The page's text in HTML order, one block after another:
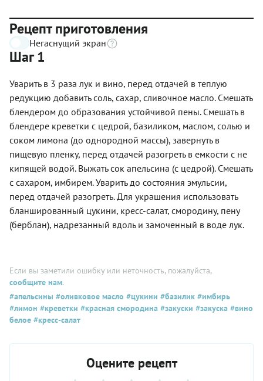
Рецепт приготовления
Негаснущий экран
Шаг 1
Уварить в 3 раза лук и вино, перед отдачей в теплую
редукцию добавить соль, сахар, сливочное масло. Смешать
блендером до образования устойчивой пены. Смешать в
блендере креветки с цедрой, базиликом, маслом, солью и
соком лимона (до однородной массы), завернуть в
пищевую пленку, перед отдачей разогреть в емкости с не
кипящей водой. Выжать сок апельсина (с цедрой). Смешать
с сахаром, имбирем. Уварить до состояния эмульсии,
перед отдачей разогреть. Для украшения использовать
бланшированный цукини, кресс-салат, смородину, пену
(берблан), надрезанный вдоль и замоченный в воде лук.
Если вы заметили ошибку или неточность, пожалуйста,
сообщите нам.
#апельсины #оливковое масло #цукини #базилик #имбирь
#лимон #креветки #красная смородина #закуски #закуска #вино
белое #кресс-салат
Оцените рецепт